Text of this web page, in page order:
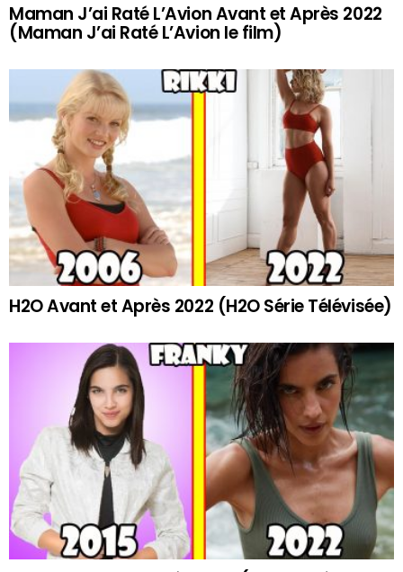
Maman J’ai Raté L’Avion Avant et Après 2022
(Maman J’ai Raté L’Avion le film)
H2O Avant et Après 2022 (H2O Série Télévisée)